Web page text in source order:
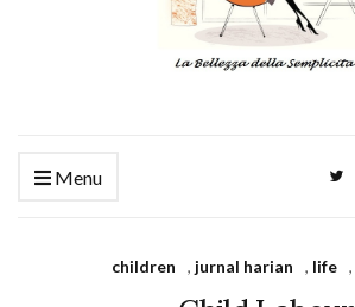
Menu
children , jurnal harian , life ,